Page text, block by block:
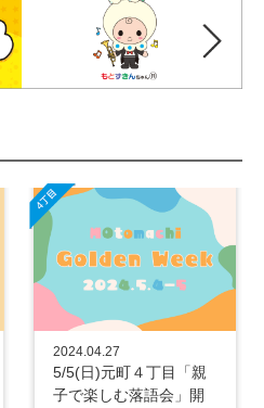
2024.04.27
5/5(日)元町４丁目「親
子で楽しむ落語会」開